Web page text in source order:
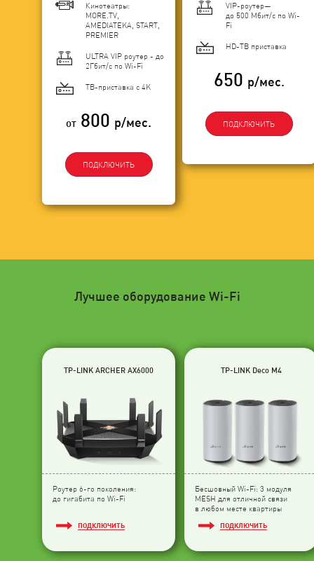
Кинотеатры:
MORE.TV,
AMEDIATEKA, START,
PREMIER
ULTRA VIP роутер - до
2Гбит/c по Wi-Fi
ТВ-приставка с 4K
от 800 р/мес.
ПОДКЛЮЧИТЬ
VIP-роутер—
до 500 Мбит/с по Wi-
Fi
HD-ТВ приставка
650 р/мес.
ПОДКЛЮЧИТЬ
Лучшее оборудование Wi-Fi
TP-LINK ARCHER AX6000
Роутер 6-го поколения:
до гигабита по Wi-Fi
ПОДКЛЮЧИТЬ
TP-LINK Deco M4
Бесшовный Wi-Fi: 3 модуля
МESH для отличной связи
в любом месте квартиры
ПОДКЛЮЧИТЬ